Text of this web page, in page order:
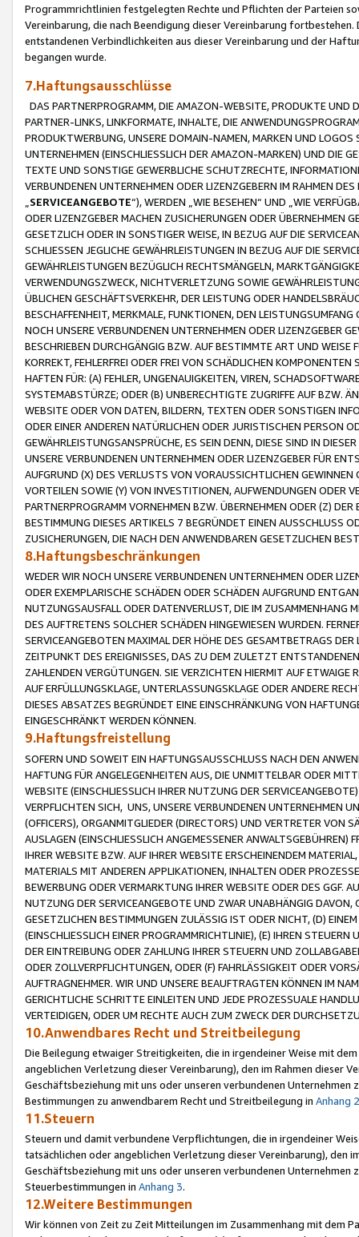
Programmrichtlinien festgelegten Rechte und Pflichten der Parteien
Vereinbarung, die nach Beendigung dieser Vereinbarung
entstandenen Verbindlichkeiten aus dieser Vereinbarung und der
begangen wurde.
7.Haftungsausschlüsse
DAS PARTNERPROGRAMM, DIE AMAZON-WEBSITE, PRODUKTE UND
PARTNER-LINKS, LINKFORMATE, INHALTE, DIE
PRODUKTWERBUNG, UNSERE DOMAIN-NAMEN, MARKEN UND
UNTERNEHMEN (EINSCHLIESSLICH DER AMAZON-MARKEN) UND DIE
TEXTE UND SONSTIGE GEWERBLICHE SCHUTZRECHTE,
VERBUNDENEN UNTERNEHMEN ODER LIZENZGEBERN IM RAHMEN
SERVICEANGEBOTE“), WERDEN „WIE BESEHEN“ UND „WIE
ODER LIZENZGEBER MACHEN ZUSICHERUNGEN ODER ÜBERNEHMEN
GESETZLICH ODER IN SONSTIGER WEISE, IN BEZUG AUF DIE
SCHLIESSEN JEGLICHE GEWÄHRLEISTUNGEN IN BEZUG AUF DIE
GEWÄHRLEISTUNGEN BEZÜGLICH RECHTSMÄNGELN,
VERWENDUNGSZWECK, NICHTVERLETZUNG SOWIE
ÜBLICHEN GESCHÄFTSVERKEHR, DER LEISTUNG ODER
BESCHAFFENHEIT, MERKMALE, FUNKTIONEN, DEN
NOCH UNSERE VERBUNDENEN UNTERNEHMEN ODER LIZENZGEBER
BESCHRIEBEN DURCHGÄNGIG BZW. AUF BESTIMMTE ART UND
KORREKT, FEHLERFREI ODER FREI VON SCHÄDLICHEN
HAFTEN FÜR: (A) FEHLER, UNGENAUIGKEITEN, VIREN,
SYSTEMABSTÜRZE; ODER (B) UNBERECHTIGTE ZUGRIFFE AUF BZW.
WEBSITE ODER VON DATEN, BILDERN, TEXTEN ODER SONSTIGEN
ODER EINER ANDEREN NATÜRLICHEN ODER JURISTISCHEN PERSON
GEWÄHRLEISTUNGSANSPRÜCHE, ES SEIN DENN, DIESE SIND IN
UNSERE VERBUNDENEN UNTERNEHMEN ODER LIZENZGEBER FÜR
AUFGRUND (X) DES VERLUSTS VON VORAUSSICHTLICHEN
VORTEILEN SOWIE (Y) VON INVESTITIONEN, AUFWENDUNGEN ODER
PARTNERPROGRAMM VORNEHMEN BZW. ÜBERNEHMEN ODER (Z)
BESTIMMUNG DIESES ARTIKELS 7 BEGRÜNDET EINEN AUSSCHLUSS
ZUSICHERUNGEN, DIE NACH DEN ANWENDBAREN GESETZLICHEN
8.Haftungsbeschränkungen
WEDER WIR NOCH UNSERE VERBUNDENEN UNTERNEHMEN ODER
ODER EXEMPLARISCHE SCHÄDEN ODER SCHÄDEN AUFGRUND
NUTZUNGSAUSFALL ODER DATENVERLUST, DIE IM ZUSAMMENHANG
DES AUFTRETENS SOLCHER SCHÄDEN HINGEWIESEN WURDEN.
SERVICEANGEBOTEN MAXIMAL DER HÖHE DES GESAMTBETRAGS
ZEITPUNKT DES EREIGNISSES, DAS ZU DEM ZULETZT
ZAHLENDEN VERGÜTUNGEN. SIE VERZICHTEN HIERMIT AUF
AUF ERFÜLLUNGSKLAGE, UNTERLASSUNGSKLAGE ODER ANDERE
DIESES ABSATZES BEGRÜNDET EINE EINSCHRÄNKUNG VON
EINGESCHRÄNKT WERDEN KÖNNEN.
9.Haftungsfreistellung
SOFERN UND SOWEIT EIN HAFTUNGSAUSSCHLUSS NACH DEN
HAFTUNG FÜR ANGELEGENHEITEN AUS, DIE UNMITTELBAR ODER
WEBSITE (EINSCHLIESSLICH IHRER NUTZUNG DER
VERPFLICHTEN SICH, UNS, UNSERE VERBUNDENEN UNTERNEHMEN
(OFFICERS), ORGANMITGLIEDER (DIRECTORS) UND VERTRETER VON
AUSLAGEN (EINSCHLIESSLICH ANGEMESSENER
IHRER WEBSITE BZW. AUF IHRER WEBSITE ERSCHEINENDEM
MATERIALS MIT ANDEREN APPLIKATIONEN, INHALTEN ODER
BEWERBUNG ODER VERMARKTUNG IHRER WEBSITE ODER DES GGF.
NUTZUNG DER SERVICEANGEBOTE UND ZWAR UNABHÄNGIG
GESETZLICHEN BESTIMMUNGEN ZULÄSSIG IST ODER NICHT, (D)
(EINSCHLIESSLICH EINER PROGRAMMRICHTLINIE), (E) IHREN
DER EINTREIBUNG ODER ZAHLUNG IHRER STEUERN UND
ODER ZOLLVERPFLICHTUNGEN, ODER (F) FAHRLÄSSIGKEIT ODER
AUFTRAGNEHMER. WIR UND UNSERE BEAUFTRAGTEN KÖNNEN IM
GERICHTLICHE SCHRITTE EINLEITEN UND JEDE PROZESSUALE
VERTEIDIGEN, ODER UM RECHTE AUCH ZUM ZWECK DER
10.Anwendbares Recht und Streitbeilegung
Die Beilegung etwaiger Streitigkeiten, die in irgendeiner Weise mit
angeblichen Verletzung dieser Vereinbarung), den im Rahmen dieser
Geschäftsbeziehung mit uns oder unseren verbundenen
Bestimmungen zu anwendbarem Recht und Streitbeilegung in Anhang 2
11.Steuern
Steuern und damit verbundene Verpflichtungen, die in irgendeiner
tatsächlichen oder angeblichen Verletzung dieser Vereinbarung), den
Geschäftsbeziehung mit uns oder unseren verbundenen
Steuerbestimmungen in Anhang 3.
12.Weitere Bestimmungen
Wir können von Zeit zu Zeit Mitteilungen im Zusammenhang mit dem